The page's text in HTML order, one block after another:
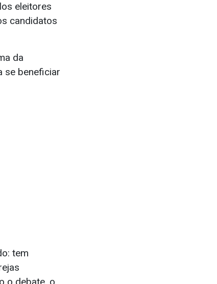
eleitores
candidatos
da
se beneficiar
tem